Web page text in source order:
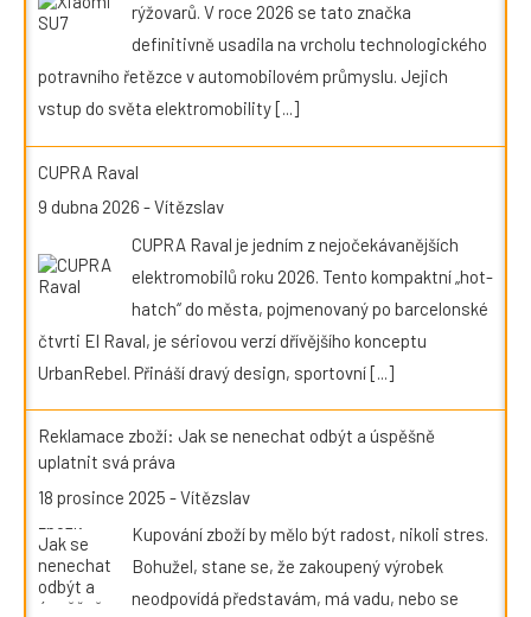
rýžovarů. V roce 2026 se tato značka
definitivně usadila na vrcholu technologického
potravního řetězce v automobilovém průmyslu. Jejich
vstup do světa elektromobility[...]
CUPRA Raval
9 dubna 2026 -Vítězslav
CUPRA Raval je jedním z nejočekávanějších
elektromobilů roku 2026. Tento kompaktní „hot-
hatch“ do města, pojmenovaný po barcelonské
čtvrti El Raval, je sériovou verzí dřívějšího konceptu
UrbanRebel. Přináší dravý design, sportovní[...]
Reklamace zboží: Jak se nenechat odbýt a úspěšně
uplatnit svá práva
18 prosince 2025 -Vítězslav
Kupování zboží by mělo být radost, nikoli stres.
Bohužel, stane se, že zakoupený výrobek
neodpovídá představám, má vadu, nebo se